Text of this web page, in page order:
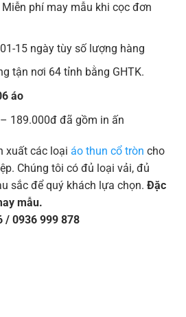
Miễn phí may mẫu khi cọc đơn
01-15 ngày tùy số lượng hàng
tận nơi 64 tỉnh bằng GHTK.
áo
189.000đ đã gồm in ấn
xuất các loại áo thun cổ tròn cho
Chúng tôi có đủ loại vải, đủ
sắc để quý khách lựa chọn. Đặc
mẫu.
/ 0936 999 878